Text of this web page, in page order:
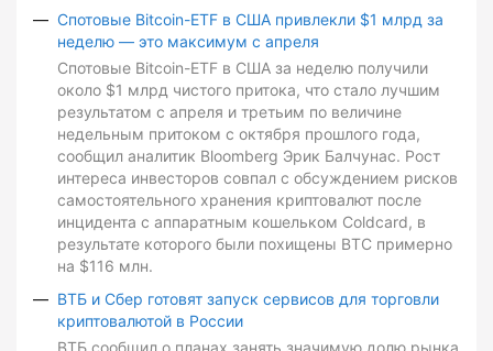
Спотовые Bitcoin-ETF в США привлекли $1 млрд за
неделю — это максимум с апреля
Спотовые Bitcoin-ETF в США за неделю получили
около $1 млрд чистого притока, что стало лучшим
результатом с апреля и третьим по величине
недельным притоком с октября прошлого года,
сообщил аналитик Bloomberg Эрик Балчунас. Рост
интереса инвесторов совпал с обсуждением рисков
самостоятельного хранения криптовалют после
инцидента с аппаратным кошельком Coldcard, в
результате которого были похищены BTC примерно
на $116 млн.
ВТБ и Сбер готовят запуск сервисов для торговли
криптовалютой в России